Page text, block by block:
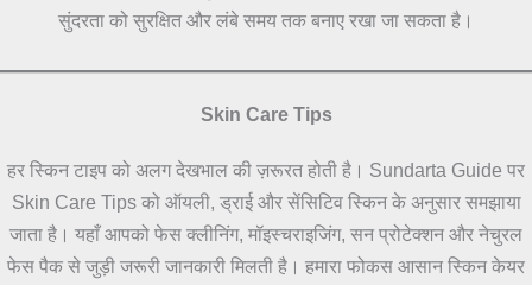
सुंदरता को सुरक्षित और लंबे समय तक बनाए रखा जा सकता है।
Skin Care Tips
हर स्किन टाइप को अलग देखभाल की ज़रूरत होती है। Sundarta Guide पर
Skin Care Tips को ऑयली, ड्राई और सेंसिटिव स्किन के अनुसार समझाया
जाता है। यहाँ आपको फेस क्लीनिंग, मॉइस्चराइजिंग, सन प्रोटेक्शन और नेचुरल
फेस पैक से जुड़ी जरूरी जानकारी मिलती है। हमारा फोकस आसान स्किन केयर